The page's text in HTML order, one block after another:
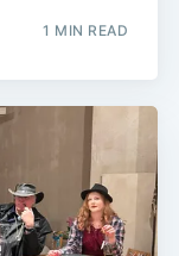
1 MIN READ